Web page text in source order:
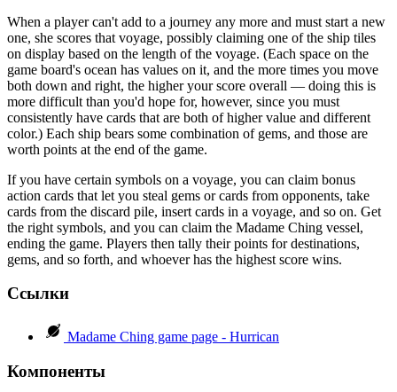
When a player can't add to a journey any more and must start a new
one, she scores that voyage, possibly claiming one of the ship tiles
on display based on the length of the voyage. (Each space on the
game board's ocean has values on it, and the more times you move
both down and right, the higher your score overall — doing this is
more difficult than you'd hope for, however, since you must
consistently have cards that are both of higher value and different
color.) Each ship bears some combination of gems, and those are
worth points at the end of the game.
If you have certain symbols on a voyage, you can claim bonus
action cards that let you steal gems or cards from opponents, take
cards from the discard pile, insert cards in a voyage, and so on. Get
the right symbols, and you can claim the Madame Ching vessel,
ending the game. Players then tally their points for destinations,
gems, and so forth, and whoever has the highest score wins.
Ссылки
Madame Ching game page - Hurrican
Компоненты